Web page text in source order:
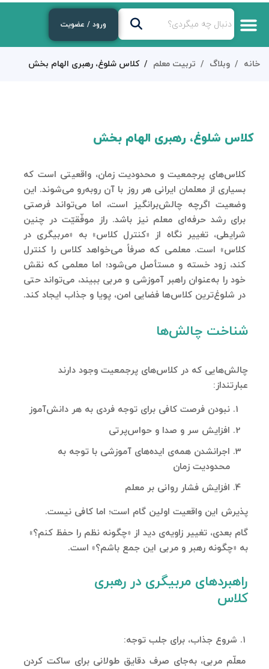
ورود / عضویت
خانه وبلاگ تربیت معلم کلاس شلوغ، رهبری الهام بخش
کلاس شلوغ، رهبری الهام بخش
کلاس‌های پرجمعیت و محدودیت زمان، واقعیتی است که
بسیاری از معلمان ایرانی هر روز با آن روبه‌رو می‌شوند. این
وضعیت اگرچه چالش‌برانگیز است، اما می‌تواند فرصتی
برای رشد حرفه‌ای معلم نیز باشد. راز موفّقیّت در چنین
شرایطی، تغییر نگاه از «کنترل کلاس» به «مربیگری در
کلاس» است. معلمی که صرفاً می‌خواهد کلاس را کنترل
کند، زود خسته و مستأصل می‌شود؛ اما معلمی که نقش
خود را به‌عنوان راهبر آموزشی و مربی ببیند، می‌تواند حتی
در شلوغ‌ترین کلاس‌ها فضایی امن، پویا و جذاب ایجاد کند.
شناخت چالش‌ها
چالش‌هایی که در کلاس‌های پرجمعیت وجود دارند
عبارتنداز:
نبودن فرصت کافی برای توجه فردی به هر دانش‌آموز
افزایش سر و صدا و حواس‌پرتی
اجرانشدن همه‌ی ایده‌های آموزشی با توجه به
محدودیت زمان
افزایش فشار روانی بر معلم
پذیرش این واقعیت اولین گام است؛ اما کافی نیست.
گام بعدی، تغییر زاویه‌ی دید از «چگونه نظم را حفظ کنم؟»
به «چگونه رهبر و مربی این جمع باشم؟» است.
راهبردهای مربیگری در رهبری
کلاس
۱. شروع جذاب، برای جلب توجه:
معلّم مربی، به‌جای صرف دقایق طولانی برای ساکت کردن